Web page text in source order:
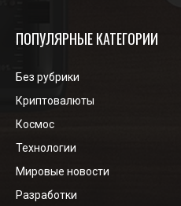
ПОПУЛЯРНЫЕ КАТЕГОРИИ
Без рубрики
Криптовалюты
Космос
Технологии
Мировые новости
Разработки